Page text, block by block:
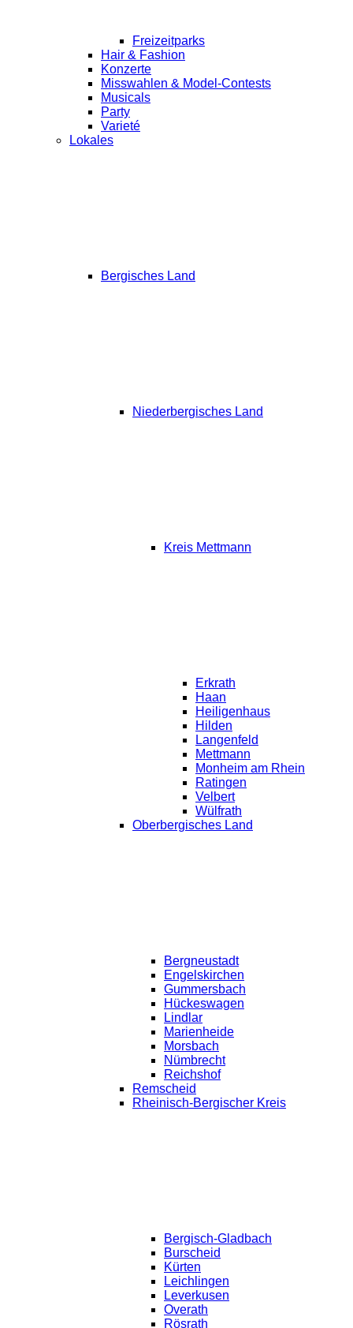
Freizeitparks
Hair & Fashion
Konzerte
Misswahlen & Model-Contests
Musicals
Party
Varieté
Lokales
Bergisches Land
Niederbergisches Land
Kreis Mettmann
Erkrath
Haan
Heiligenhaus
Hilden
Langenfeld
Mettmann
Monheim am Rhein
Ratingen
Velbert
Wülfrath
Oberbergisches Land
Bergneustadt
Engelskirchen
Gummersbach
Hückeswagen
Lindlar
Marienheide
Morsbach
Nümbrecht
Reichshof
Remscheid
Rheinisch-Bergischer Kreis
Bergisch-Gladbach
Burscheid
Kürten
Leichlingen
Leverkusen
Overath
Rösrath